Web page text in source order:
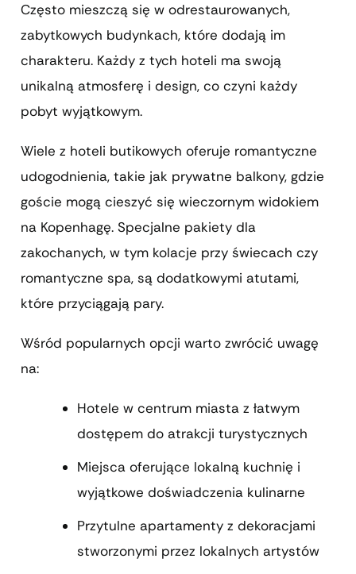
Często mieszczą się w odrestaurowanych,
zabytkowych budynkach, które dodają im
charakteru. Każdy z tych hoteli ma swoją
unikalną atmosferę i design, co czyni każdy
pobyt wyjątkowym.
Wiele z hoteli butikowych oferuje romantyczne
udogodnienia, takie jak prywatne balkony, gdzie
goście mogą cieszyć się wieczornym widokiem
na Kopenhagę. Specjalne pakiety dla
zakochanych, w tym kolacje przy świecach czy
romantyczne spa, są dodatkowymi atutami,
które przyciągają pary.
Wśród popularnych opcji warto zwrócić uwagę
na:
Hotele w centrum miasta z łatwym
dostępem do atrakcji turystycznych
Miejsca oferujące lokalną kuchnię i
wyjątkowe doświadczenia kulinarne
Przytulne apartamenty z dekoracjami
stworzonymi przez lokalnych artystów